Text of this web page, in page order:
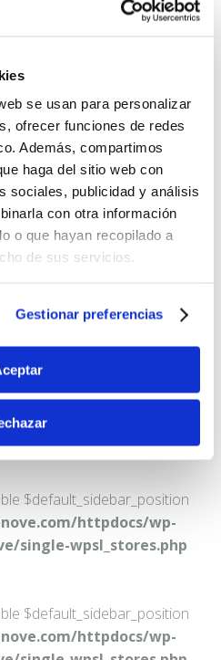
se usan para personalizar
ofrecer funciones de redes
Además, compartimos
haga del sitio web con
sociales, publicidad y análisis
con otra información
o que hayan recopilado a
de sus servicios.
Gestionar preferencias
Y LUCRECIA
$default_sidebar_position
httpdocs/wp-
single-wpsl_stores.php
$default_sidebar_position
httpdocs/wp-